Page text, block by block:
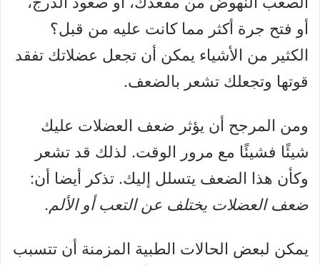
أو فتح جرة أكثر مما كانت عليه من قبل؟
الكثير من الأشياء يمكن أن تجعل عضلاتك تفقد
قوتها وتجعلك تشعر بالضعف.
ومن المرجح أن يؤثر ضعف العضلات عليك
شيئًا فشيئًا مع مرور الوقت. لذلك قد تشعر
وكأن هذا الضعف يتسلل إليك. تذكر أيضا أن:
ضعف العضلات يختلف عن التعب أو الألم.
يمكن لبعض الحالات الطبية المزمنة أن تتسبب